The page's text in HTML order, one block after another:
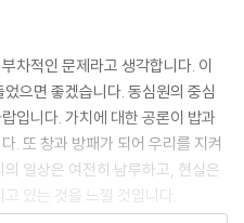
차적인 문제라고 생각합니다. 이
으면 좋겠습니다. 동심원의 중심
입니다. 가치에 대한 공론이 밥과
. 또 창과 방패가 되어 우리를 지켜
일상은 여전히 남루하고, 현실은
있는 것을 느낄 것입니다.